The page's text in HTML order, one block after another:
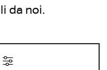
da noi.